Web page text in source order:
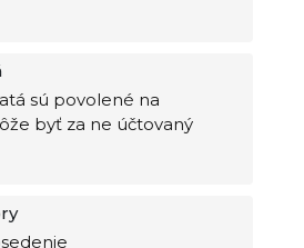
sú povolené na
byť za ne účtovaný